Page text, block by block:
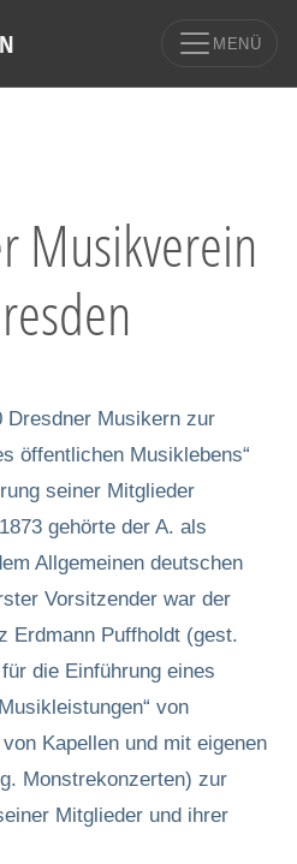
MENÜ
Musikverein
Dresdner Musikern zur
öffentlichen Musiklebens“
seiner Mitglieder
gehörte der A. als
Allgemeinen deutschen
Vorsitzender war der
Erdmann Puffholdt (gest.
die Einführung eines
von
Kapellen und mit eigenen
Monstrekonzerten) zur
Mitglieder und ihrer